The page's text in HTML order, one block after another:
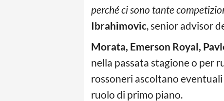
perché ci sono tante
Ibrahimovic, senior advisor
Morata, Emerson Royal,
nella passata stagione o per
rossoneri ascoltano
ruolo di primo piano.